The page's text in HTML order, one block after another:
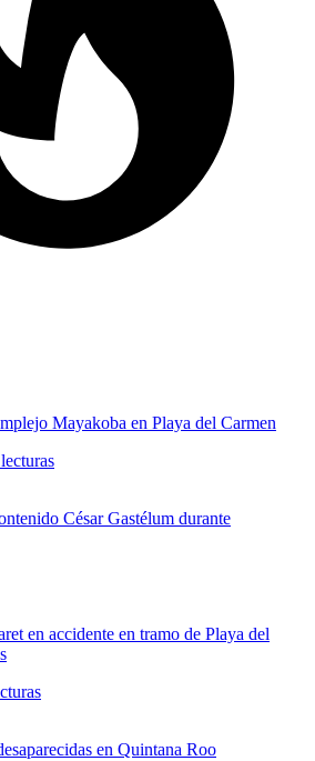
Mayakoba en Playa del Carmen
lecturas
César Gastélum durante
en accidente en tramo de Playa del
en Quintana Roo